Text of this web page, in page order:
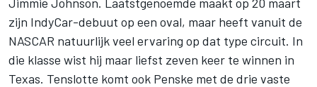
zijn IndyCar-debuut op een oval, maar heeft vanuit de
NASCAR natuurlijk veel ervaring op dat type circuit. In
die klasse wist hij maar liefst zeven keer te winnen in
Texas. Tenslotte komt ook Penske met de drie vaste